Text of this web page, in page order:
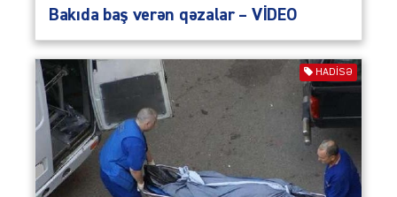
Bakıda baş verən qəzalar – VİDEO
HADISƏ